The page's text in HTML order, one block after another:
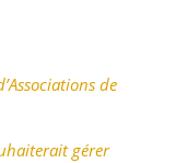
de
gérer